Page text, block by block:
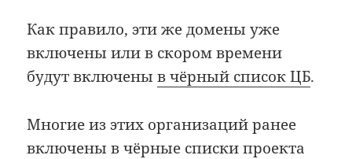
Как правило, эти же домены уже
включены или в скором времени
будут включеныв чёрный список ЦБ.
Многие из этих организаций ранее
включены в чёрные списки проекта